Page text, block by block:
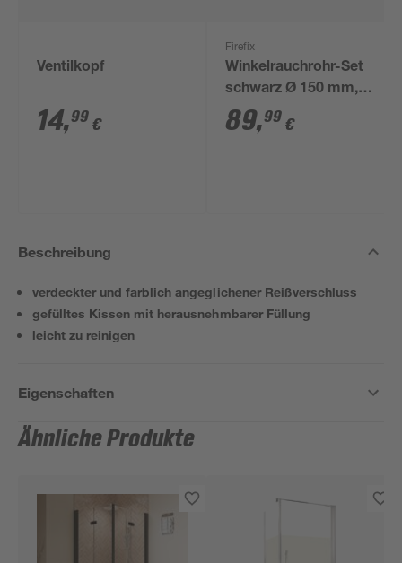
Ventilkopf
14,99 €
Firefix
Winkelrauchrohr-Set
schwarz Ø 150 mm,
3-teilig
89,99 €
Beschreibung
verdeckter und farblich angeglichener Reißverschluss
gefülltes Kissen mit herausnehmbarer Füllung
leicht zu reinigen
Eigenschaften
Ähnliche Produkte